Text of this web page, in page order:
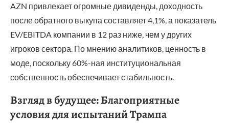
AZN привлекает огромные дивиденды, доходность
после обратного выкупа составляет 4,1%, а показатель
EV/EBITDA компании в 12 раз ниже, чем у других
игроков сектора. По мнению аналитиков, ценность в
моде, поскольку 60%-ная институциональная
собственность обеспечивает стабильность.
Взгляд в будущее: Благоприятные
условия для испытаний Трампа